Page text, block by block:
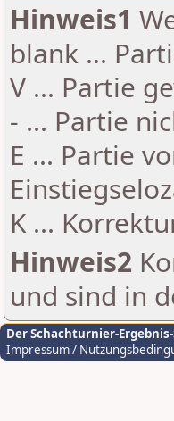
Hinweis1
blank ...
V ... Partie
- ... Partie
E ... Partie
K ...
Hinweis2
und sind in
Der Schachturnier-
Impressum /